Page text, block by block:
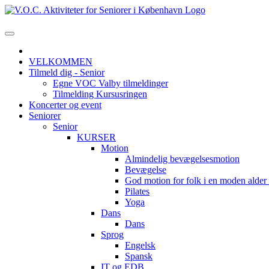
VELKOMMEN
Tilmeld dig - Senior
Egne VOC Valby tilmeldinger
Tilmelding Kursusringen
Koncerter og event
Seniorer
Senior
KURSER
Motion
Almindelig bevægelsesmotion
Bevægelse
God motion for folk i en moden
Pilates
Yoga
Dans
Dans
Sprog
Engelsk
Spansk
IT og EDB